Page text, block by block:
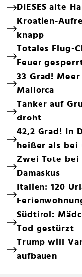
DIESES alte
Kroatien-
knapp
Totales Flug-
Feuer
33 Grad!
Mallorca
Tanker auf
droht
42,2 Grad! In
heißer als bei
Zwei Tote bei
Damaskus
Italien: 120
Südtirol:
Tod gestürzt
Trump will
aufbauen